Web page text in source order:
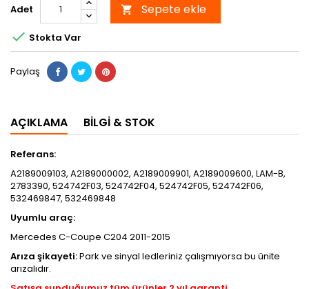
Adet  Sepete ekle
 Stokta Var
Paylaş
AÇIKLAMA BILGI & STOK
Referans:
A2189009103, A2189000002, A2189009901, A2189009600, LAM-B,
2783390, 524742F03, 524742F04, 524742F05, 524742F06,
532469847, 532469848
Uyumlu araç:
Mercedes C-Coupe C204 2011-2015
Arıza şikayeti:Park ve sinyal ledleriniz çalışmıyorsa bu ünite
arızalıdır.